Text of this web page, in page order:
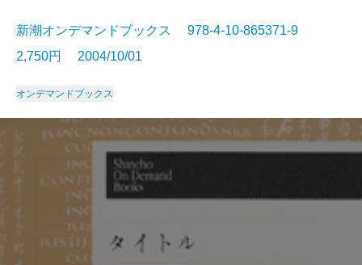
新潮オンデマンドブックス 978-4-10-865371-9
2,750円 2004/10/01
オンデマンドブックス